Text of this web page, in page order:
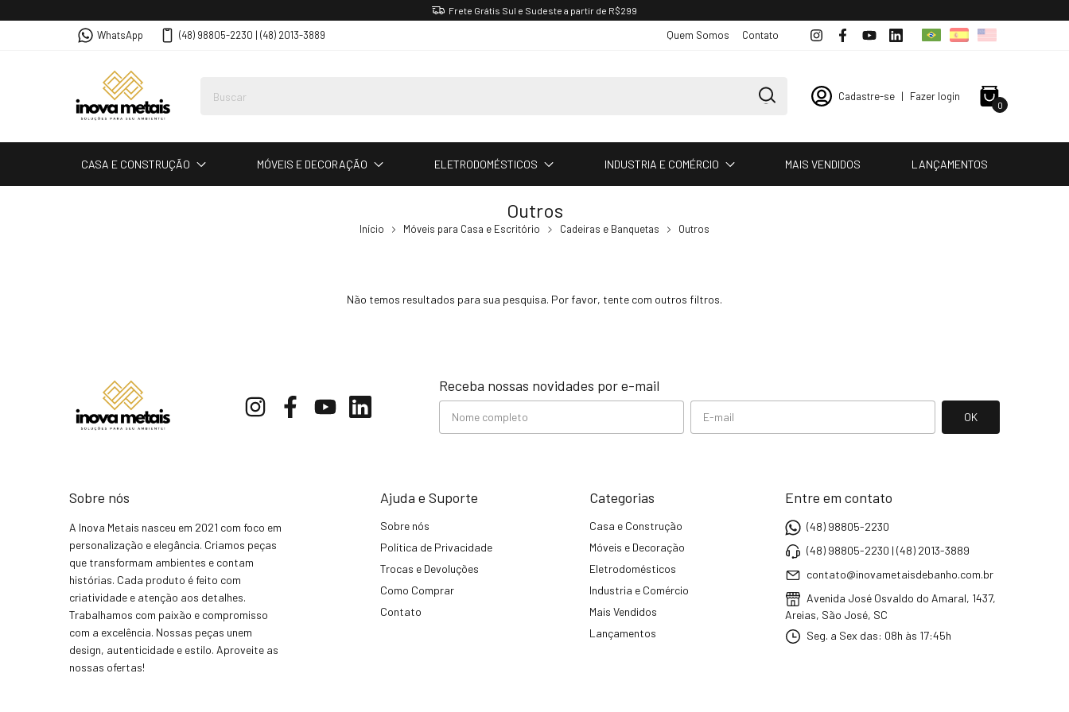
Frete Grátis Sul e Sudeste a partir de R$299
WhatsApp (48) 98805-2230 | (48) 2013-3889 Quem Somos Contato
Cadastre-se | Fazer login
0
CASA E CONSTRUÇÃO MÓVEIS E DECORAÇÃO ELETRODOMÉSTICOS INDUSTRIA E COMÉRCIO MAIS VENDIDOS LANÇAMENTOS
Outros
Início Móveis para Casa e Escritório Cadeiras e Banquetas Outros
Não temos resultados para sua pesquisa. Por favor, tente com outros filtros.
Receba nossas novidades por e-mail
Sobre nós
A Inova Metais nasceu em 2021 com foco em
personalização e elegância. Criamos peças
que transformam ambientes e contam
histórias. Cada produto é feito com
criatividade e atenção aos detalhes.
Trabalhamos com paixão e compromisso
com a excelência. Nossas peças unem
design, autenticidade e estilo. Aproveite as
nossas ofertas!
Ajuda e Suporte
Sobre nós
Política de Privacidade
Trocas e Devoluções
Como Comprar
Contato
Categorias
Casa e Construção
Móveis e Decoração
Eletrodomésticos
Industria e Comércio
Mais Vendidos
Lançamentos
Entre em contato
(48) 98805-2230
(48) 98805-2230 | (48) 2013-3889
contato@inovametaisdebanho.com.br
Avenida José Osvaldo do Amaral, 1437,
Areias, São José, SC
Seg. a Sex das: 08h às 17:45h